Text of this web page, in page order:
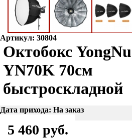
Артикул: 30804
Октобокс
YN70K 70см
быстроскладной
Дата прихода: На заказ
5 460 руб.